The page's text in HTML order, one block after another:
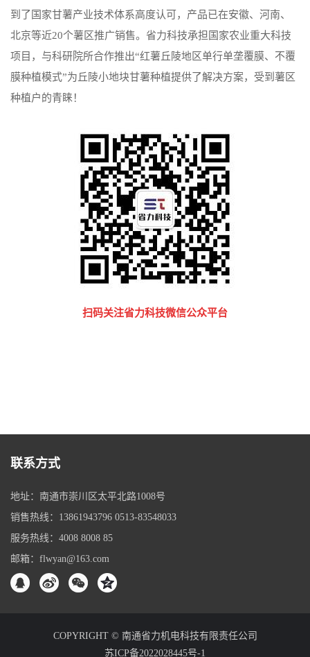
到了国家甘薯产业技术体系高度认可，产品已在安徽、河南、
北京等近20个薯区推广销售。省力科技承担国家农业重大科技
项目，与科研院所合作推出“红薯丘陵地区单行单垄覆膜、不覆
膜种植模式”为丘陵小地块甘薯种植提供了解决方案，受到薯区
种植户的青睐！
扫码关注省力科技微信公众平台
联系方式
地址：南通市崇川区太平北路1008号
销售热线：13861943796 0513-83548033
服务热线：4008 8008 85
邮箱：flwyan@163.com
COPYRIGHT © 南通省力机电科技有限责任公司
苏ICP备2022028445号-1